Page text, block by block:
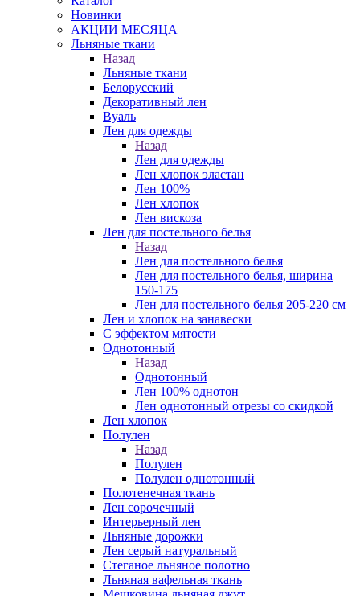
Новинки
АКЦИИ МЕСЯЦА
Льняные ткани
Назад
Льняные ткани
Белорусский
Декоративный лен
Вуаль
Лен для одежды
Назад
Лен для одежды
Лен хлопок эластан
Лен 100%
Лен хлопок
Лен вискоза
Лен для постельного белья
Назад
Лен для постельного белья
Лен для постельного белья, ширина
150-175
Лен для постельного белья 205-220 см
Лен и хлопок на занавески
С эффектом мятости
Однотонный
Назад
Однотонный
Лен 100% однотон
Лен однотонный отрезы со скидкой
Лен хлопок
Полулен
Назад
Полулен
Полулен однотонный
Полотенечная ткань
Лен сорочечный
Интерьерный лен
Льняные дорожки
Лен серый натуральный
Стеганое льняное полотно
Льняная вафельная ткань